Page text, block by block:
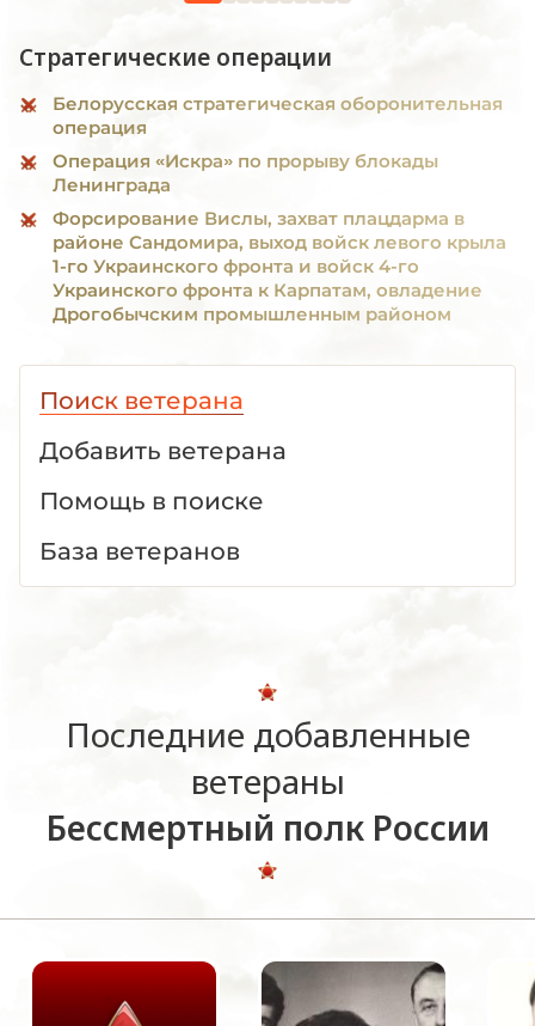
Стратегические операции
Белорусская стратегическая оборонительная
операция
Операция «Искра» по прорыву блокады
Ленинграда
Форсирование Вислы, захват плацдарма в
районе Сандомира, выход войск левого крыла
1-го Украинского фронта и войск 4-го
Украинского фронта к Карпатам, овладение
Дрогобычским промышленным районом
Поиск ветерана
Добавить ветерана
Помощь в поиске
База ветеранов
Последние добавленные
ветераны
Бессмертный полк России